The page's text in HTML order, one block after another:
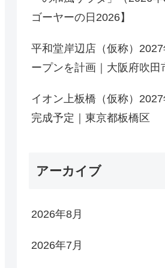
ゴーヤーの日2026】
平和堂岸辺店（仮称）
ープンを計画｜大阪府吹田
イオン上板橋（仮称）
完成予定｜東京都板橋区
アーカイブ
2026年8月
2026年7月